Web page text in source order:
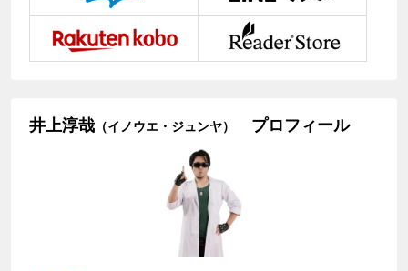
井上淳哉 （イノウエ・ジュンヤ） プロフィール